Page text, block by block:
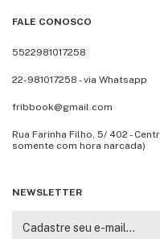
FALE CONOSCO
5522981017258
22-981017258 - via Whatsapp
fribbook@gmail.com
Rua Farinha Filho, 5/ 402 -
somente com hora narcada)
NEWSLETTER